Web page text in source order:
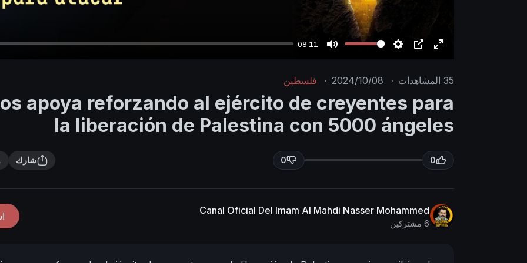
08:11
e
t
i
n
e
r
f
u
l
c
35 المشاهدات ·
2024/10/08
· فلسطين
apoya reforzando al ejército de creyentes para
la liberación de Palestina con 5000 ángeles
0
0 شارك
Canal Oficial Del Imam Al Mahdi Nasser Mohammed
6 مشتركين